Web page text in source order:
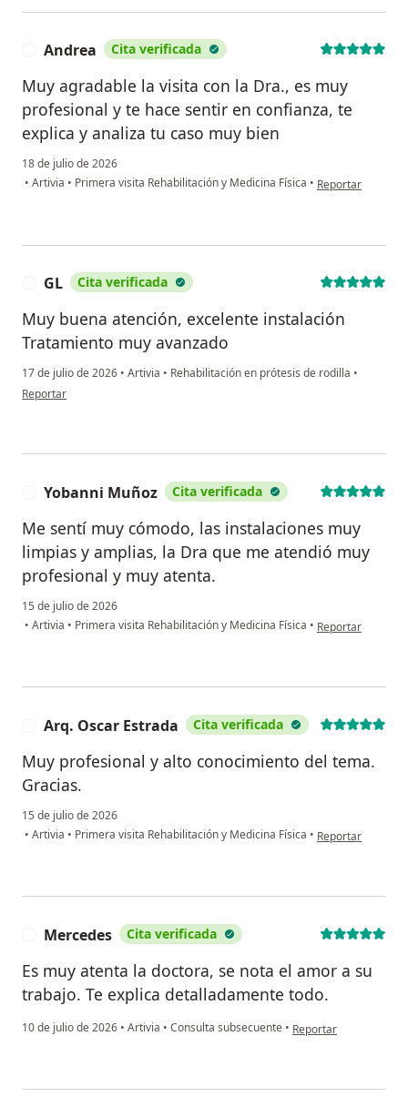
Andrea Cita verificada
Muy agradable la visita con la Dra., es muy
profesional y te hace sentir en confianza, te
explica y analiza tu caso muy bien
18 de julio de 2026
• Artivia • Primera visita Rehabilitación y Medicina Física • en opinión del
Reportar
GL Cita verificada
Muy buena atención, excelente instalación
Tratamiento muy avanzado
17 de julio de 2026 • Artivia • Rehabilitación en prótesis de rodilla •
en opinión del usuario GL
Reportar
Yobanni Muñoz Cita verificada
Me sentí muy cómodo, las instalaciones muy
limpias y amplias, la Dra que me atendió muy
profesional y muy atenta.
15 de julio de 2026
• Artivia • Primera visita Rehabilitación y Medicina Física • en opinión del
Reportar
Arq. Oscar Estrada Cita verificada
Muy profesional y alto conocimiento del tema.
Gracias.
15 de julio de 2026
• Artivia • Primera visita Rehabilitación y Medicina Física • en opinión del
Reportar
Mercedes Cita verificada
Es muy atenta la doctora, se nota el amor a su
trabajo. Te explica detalladamente todo.
10 de julio de 2026 • Artivia • Consulta subsecuente • en opinión del usuario
Reportar